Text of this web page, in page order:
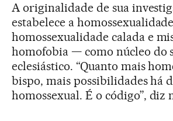
A originalidade de sua
estabelece a
homossexualidade calada e
homofobia — como núcleo do
eclesiástico. “Quanto mais
bispo, mais possibilidades há
homossexual. É o código”, diz